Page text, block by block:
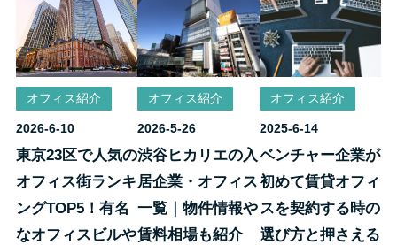
オフィス紹介
2026-6-10
東京23区で人気の
オフィス街ランキ
ングTOP5！有名
なオフィスビルや
オフィス紹介
2026-5-26
渋谷ヒカリエの入
居企業・オフィス
一覧｜物件情報や
賃料相場も紹介
オフィス紹介
2025-6-14
ベンチャー企業が
初めて賃貸オフィ
スを契約する時の
選び方と押さえる